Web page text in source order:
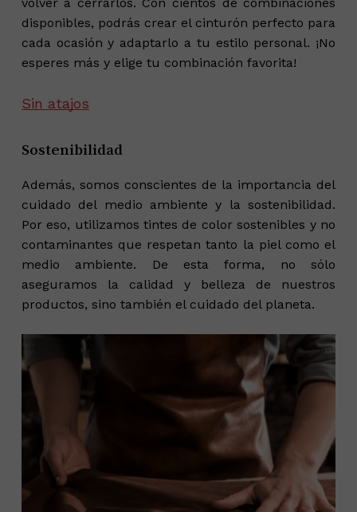
disponibles, podrás crear el cinturón perfecto para
cada ocasión y adaptarlo a tu estilo personal. ¡No
esperes más y elige tu combinación favorita!
Sin atajos
Sostenibilidad
Además, somos conscientes de la importancia del
cuidado del medio ambiente y la sostenibilidad.
Por eso, utilizamos tintes de color sostenibles y no
contaminantes que respetan tanto la piel como el
medio ambiente. De esta forma, no sólo
aseguramos la calidad y belleza de nuestros
productos, sino también el cuidado del planeta.